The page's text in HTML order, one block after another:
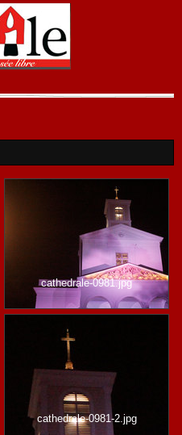
cathedrale-0981.jpg
cathedrale-0981-2.jpg